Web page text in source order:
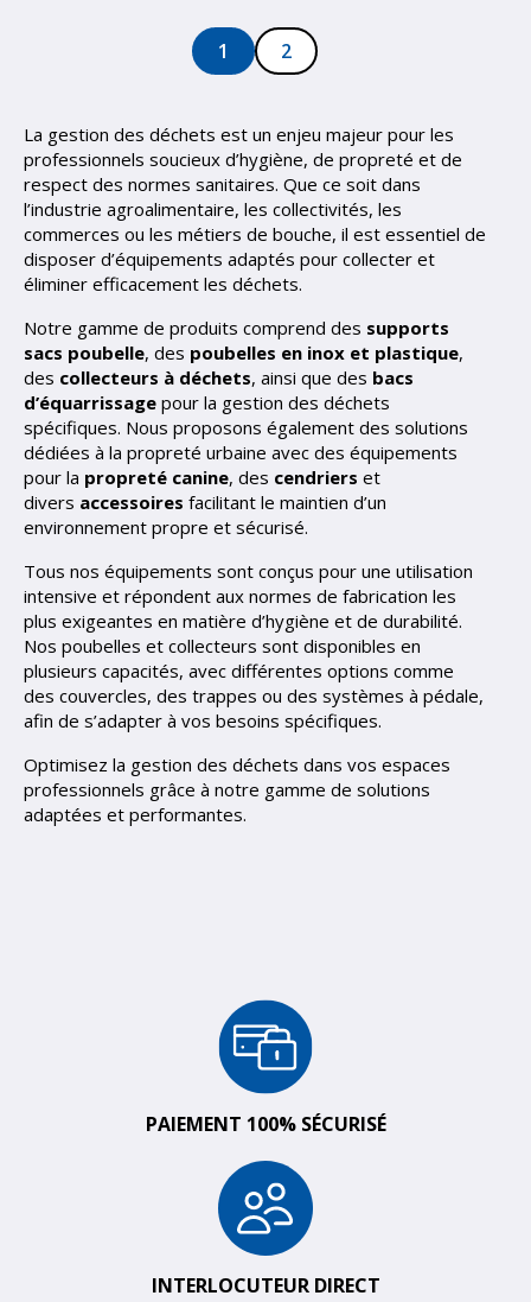
1 2
La gestion des déchets est un enjeu majeur pour les
professionnels soucieux d’hygiène, de propreté et de
respect des normes sanitaires. Que ce soit dans
l’industrie agroalimentaire, les collectivités, les
commerces ou les métiers de bouche, il est essentiel de
disposer d’équipements adaptés pour collecter et
éliminer efficacement les déchets.
Notre gamme de produits comprend des supports
sacs poubelle, des poubelles en inox et plastique,
des collecteurs à déchets, ainsi que des bacs
d’équarrissage pour la gestion des déchets
spécifiques. Nous proposons également des solutions
dédiées à la propreté urbaine avec des équipements
pour la propreté canine, des cendriers et
divers accessoires facilitant le maintien d’un
environnement propre et sécurisé.
Tous nos équipements sont conçus pour une utilisation
intensive et répondent aux normes de fabrication les
plus exigeantes en matière d’hygiène et de durabilité.
Nos poubelles et collecteurs sont disponibles en
plusieurs capacités, avec différentes options comme
des couvercles, des trappes ou des systèmes à pédale,
afin de s’adapter à vos besoins spécifiques.
Optimisez la gestion des déchets dans vos espaces
professionnels grâce à notre gamme de solutions
adaptées et performantes.
PAIEMENT 100% SÉCURISÉ
INTERLOCUTEUR DIRECT